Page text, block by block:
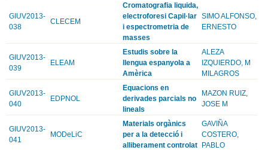
GIUV2013-
038
CLECEM
Cromatografia liquida,
electroforesi Capil·lar
i espectrometria de
masses
SIMO ALFONSO,
ERNESTO
GIUV2013-
039
ELEAM
Estudis sobre la
llengua espanyola a
Amèrica
ALEZA
IZQUIERDO, M
MILAGROS
GIUV2013-
040
EDPNOL
Equacions en
derivades parcials no
lineals
MAZON RUIZ,
JOSE M
GIUV2013-
041
MODeLiC
Materials orgànics
per a la detecció i
alliberament controlat
GAVIÑA
COSTERO,
PABLO